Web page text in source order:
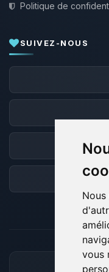
vous
Politique de
SUIVEZ-NOUS